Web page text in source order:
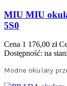
MIU MIU
5S0
Cena 1 176,00 zł
Dostępność: na
Modne okulary